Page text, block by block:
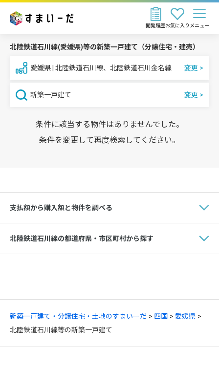
お気に入り
閲覧履歴 メニュー
新築一戸建て・分譲住宅・土地のすまいーだ 四国
愛媛県
北陸鉄道石川線等の新築一戸建て
北陸鉄道石川線(愛媛県)等の新築一戸建て（分譲住宅・建売）
愛媛県 | 北陸鉄道石川線、北陸鉄道石川金名線
新築一戸建て
条件に該当する物件はありませんでした。
条件を変更して再度検索してください。
支払額から購入額と物件を調べる
北陸鉄道石川線の都道府県・市区町村から探す